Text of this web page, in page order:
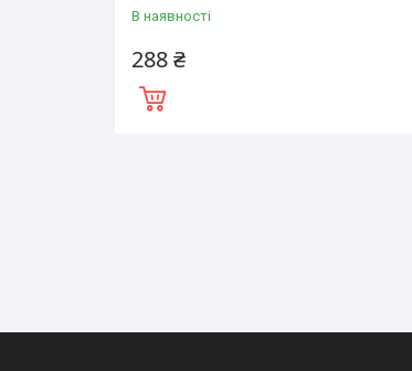
В наявності
288 ₴